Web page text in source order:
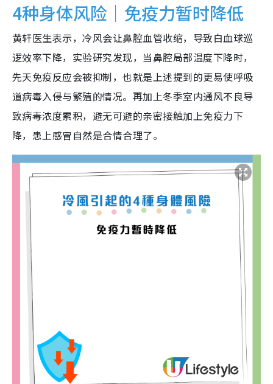
4种身体风险｜免疫力暂时降低
黄轩医生表示，冷风会让鼻腔血管收缩，导致白血球巡
逻效率下降，实验研究发现，当鼻腔局部温度下降时，
先天免疫反应会被抑制，也就是上述提到的更易使呼吸
道病毒入侵与繁殖的情况。再加上冬季室内通风不良导
致病毒浓度累积，避无可避的亲密接触加上免疫力下
降，患上感冒自然是合情合理了。